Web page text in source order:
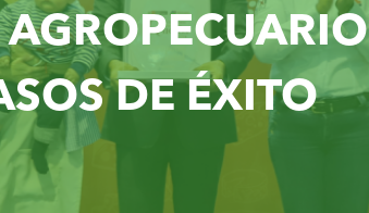
AGROPECUARIO
DE ÉXITO